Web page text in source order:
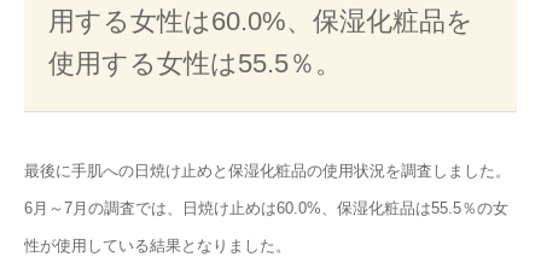
用する女性は60.0%、保湿化粧品を
使用する女性は55.5％。
最後に手肌への日焼け止めと保湿化粧品の使用状況を調査しました。
6月～7月の調査では、日焼け止めは60.0%、保湿化粧品は55.5％の女
性が使用している結果となりました。